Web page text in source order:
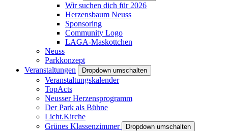
Wir suchen dich für 2026
Herzensbaum Neuss
Sponsoring
Community Logo
LAGA-Maskottchen
Neuss
Parkkonzept
Veranstaltungen
Dropdown umschalten
Veranstaltungskalender
TopActs
Neusser Herzensprogramm
Der Park als Bühne
Licht.Kirche
Grünes Klassenzimmer
Dropdown umschalten